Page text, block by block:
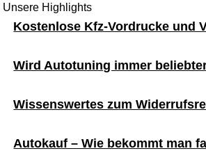
Unsere Highlights
Kostenlose Kfz-Vordrucke und
Wird Autotuning immer
Wissenswertes zum
Autokauf – Wie bekommt man